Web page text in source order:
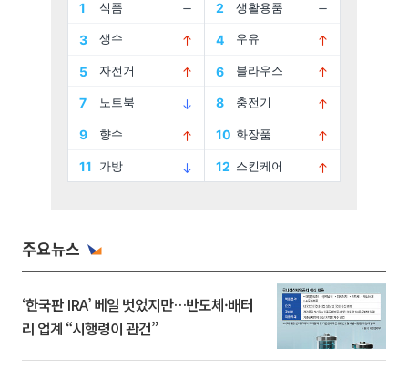
주요뉴스
‘한국판 IRA’ 베일 벗었지만…반도체·배터
리 업계 “시행령이 관건”